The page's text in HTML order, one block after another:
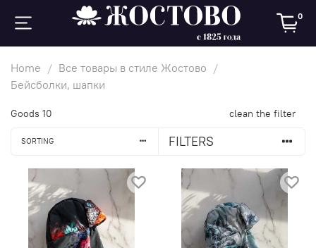
0
Home
Все товары в стиле Жостово
Бейсболки, шапки
Goods 10 clean the filter
SORTING FILTERS